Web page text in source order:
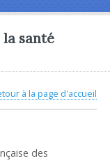
santé
à la page d'accueil
des